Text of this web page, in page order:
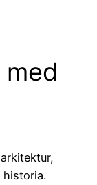
historia.